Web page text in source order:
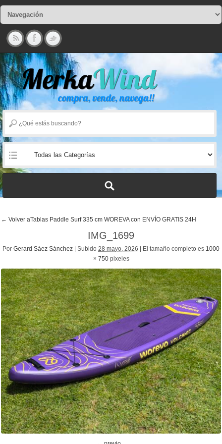
← Volver aTablas Paddle Surf 335 cm WOREVA con ENVÍO GRATIS 24H
IMG_1699
Por Gerard Sáez Sánchez Subido 28 mayo, 2026 El tamaño completo es 1000
× 750pixeles